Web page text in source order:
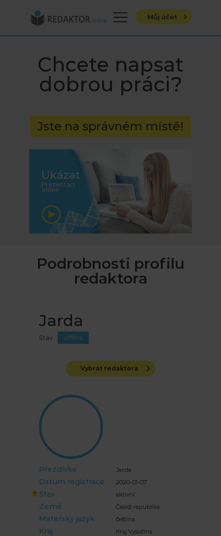
MenuMůj účet
Chcete napsat
dobrou práci?
Jste na správném místě!
Ukázat
Prezentaci
Video
Podrobnosti profilu
redaktora
Jarda
Stav offline
Vybrat redaktora
" alt="">
Přezdívka Jarda
Datum registrace 2020-01-07
Stav aktivní
Země Česká republika
Mateřský jazyk čeština
Kraj Kraj Vysočina